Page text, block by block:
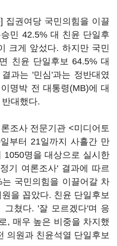
집권여당 국민의힘을 이끌
민 42.5% 대 친윤 단일후
크게 앞섰다. 하지만 국민
친윤 단일후보 64.5% 대
과는 '민심'과는 정반대였
명박 전 대통령(MB)에 대
대했다.
조사 전문기관 <미디어토
부터 21일까지 사흘간 만
1050명을 대상으로 실시한
기 여론조사' 결과에 따르
국민의힘을 이끌어갈 차
을 꼽았다. 친윤 단일후보
쳤다. '잘 모르겠다'며 응
, 매우 높은 비중을 차지했
의원과 친윤석열 단일후보